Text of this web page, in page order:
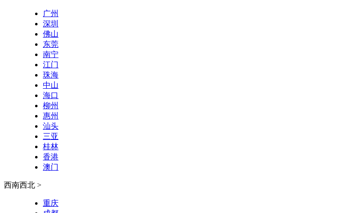
广州
深圳
佛山
东莞
南宁
江门
珠海
中山
海口
柳州
惠州
汕头
三亚
桂林
香港
澳门
西南西北 >
重庆